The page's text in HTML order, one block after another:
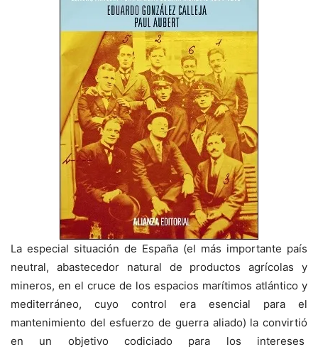
La especial situación de España (el más importante país
neutral, abastecedor natural de productos agrícolas y
mineros, en el cruce de los espacios marítimos atlántico y
mediterráneo, cuyo control era esencial para el
mantenimiento del esfuerzo de guerra aliado) la convirtió
en un objetivo codiciado para los intereses